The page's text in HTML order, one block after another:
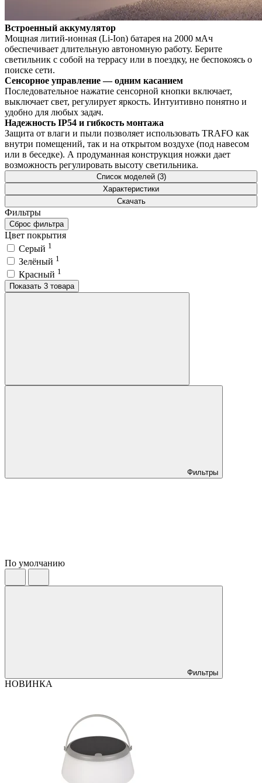
Встроенный аккумулятор
Мощная литий-ионная (Li-Ion) батарея на 2000 мАч
обеспечивает длительную автономную работу. Берите
светильник с собой на террасу или в поездку, не беспокоясь о
поиске сети.
Сенсорное управление — одним касанием
Последовательное нажатие сенсорной кнопки включает,
выключает свет, регулирует яркость. Интуитивно понятно и
удобно для любых задач.
Надежность IP54 и гибкость монтажа
Защита от влаги и пыли позволяет использовать TRAFO как
внутри помещений, так и на открытом воздухе (под навесом
или в беседке). А продуманная конструкция ножки дает
возможность регулировать высоту светильника.
Список моделей (3)
Характеристики
Скачать
Фильтры
Сброс фильтра
Цвет покрытия
Серый 1
Зелёный 1
Красный 1
Показать 3 товара
Фильтры
По умолчанию
Фильтры
НОВИНКА